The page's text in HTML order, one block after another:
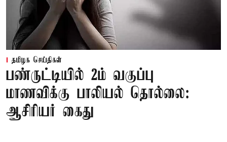
தமிழக செய்திகள்
பண்ருட்டியில் 2ம் வகுப்பு
மாணவிக்கு பாலியல் தொல்லை:
ஆசிரியர் கைது